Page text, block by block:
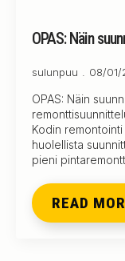
OPAS: Näin
sulunpuu 08/01/
OPAS: Näin
Kodin
huolellista
pieni
READ